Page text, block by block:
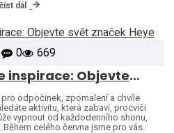
číst dál
0 669
Červnové puzzle inspirace: Objevte svět značek Heye a Jumbo
odpočinek, zpomalení a chvíle
aktivitu, která zabaví, procvičí
vypnout od každodenního shonu,
celého června jsme pro vás..